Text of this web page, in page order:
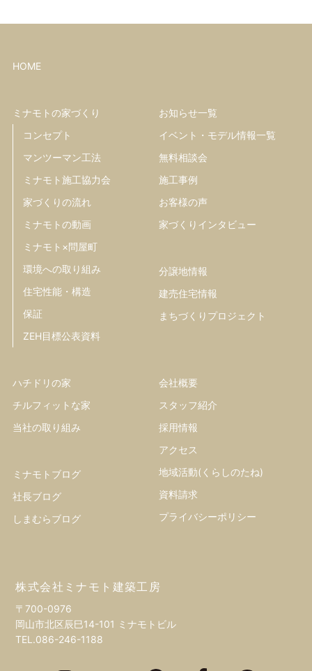
HOME
ミナモトの家づくり
コンセプト
マンツーマン工法
ミナモト施工協力会
家づくりの流れ
ミナモトの動画
ミナモト×問屋町
環境への取り組み
住宅性能・構造
保証
ZEH目標公表資料
お知らせ一覧
イベント・モデル情報一覧
無料相談会
施工事例
お客様の声
家づくりインタビュー
分譲地情報
建売住宅情報
まちづくりプロジェクト
ハチドリの家
チルフィットな家
当社の取り組み
ミナモトブログ
社長ブログ
しまむらブログ
会社概要
スタッフ紹介
採用情報
アクセス
地域活動(くらしのたね)
資料請求
プライバシーポリシー
株式会社ミナモト建築工房
〒700-0976
岡山市北区辰巳14-101 ミナモトビル
TEL.086-246-1188